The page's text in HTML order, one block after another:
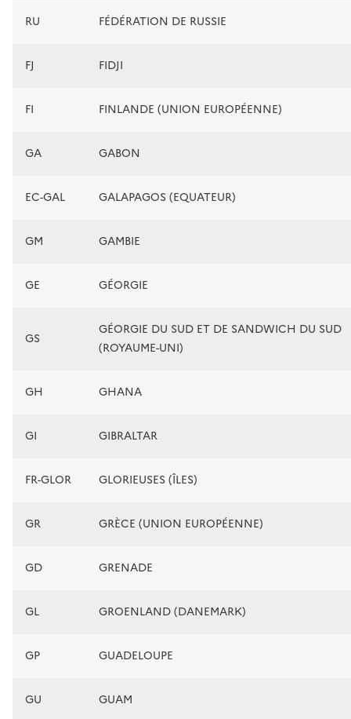
RU FÉDÉRATION DE RUSSIE
FJ FIDJI
FI FINLANDE (UNION EUROPÉENNE)
GA GABON
EC-GAL GALAPAGOS (EQUATEUR)
GM GAMBIE
GE GÉORGIE
GS
GÉORGIE DU SUD ET DE SANDWICH DU SUD
(ROYAUME-UNI)
GH GHANA
GI GIBRALTAR
FR-GLOR GLORIEUSES (ÎLES)
GR GRÈCE (UNION EUROPÉENNE)
GD GRENADE
GL GROENLAND (DANEMARK)
GP GUADELOUPE
GU GUAM